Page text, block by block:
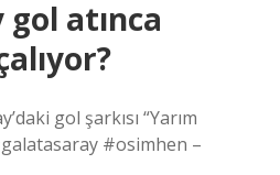
atınca
gol şarkısı “Yarım
#osimhen –